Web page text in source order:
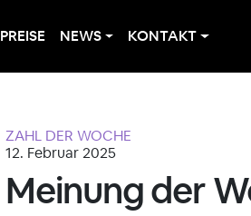
PREISE NEWS KONTAKT
ZAHL DER WOCHE
12. Februar 2025
Meinung der